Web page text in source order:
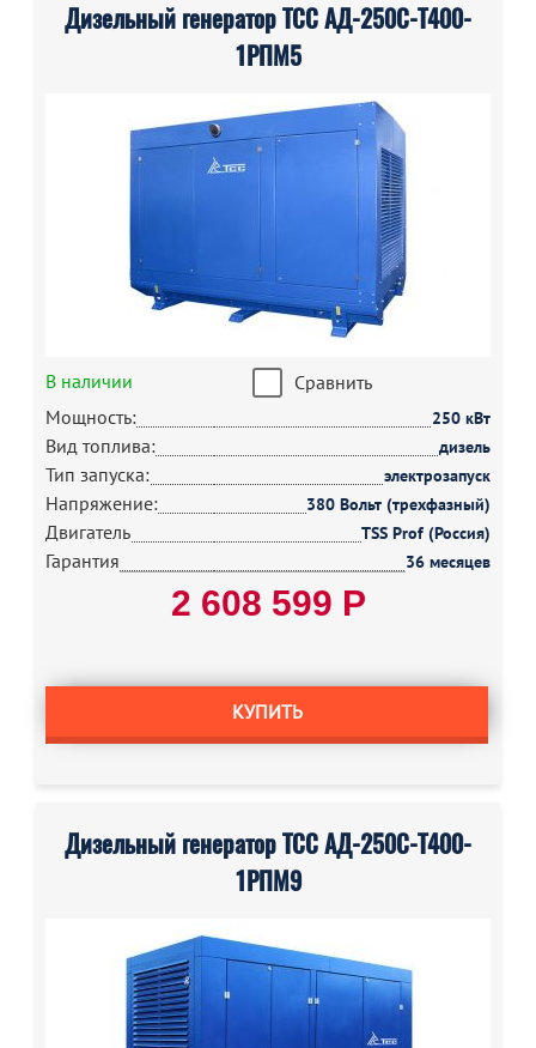
Дизельный генератор ТСС АД-250С-Т400-
1РПМ5
В наличии
Сравнить
Мощность:
250 кВт
Вид топлива: дизель
Тип запуска: электрозапуск
Напряжение: 380 Вольт (трехфазный)
Двигатель TSS Prof (Россия)
Гарантия 36 месяцев
2 608 599 Р
КУПИТЬ
Дизельный генератор ТСС АД-250С-Т400-
1РПМ9